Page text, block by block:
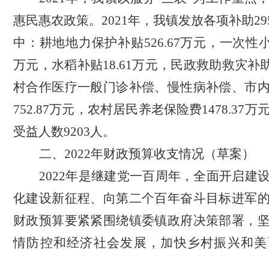
惠民惠农政策。2021年，我镇发放各项补助
中：耕地地力保护补贴526.67万元，一次性
万元，水稻补贴18.61万元，民政救助救灾补
村合作医疗一般门诊补偿、慢性病补偿、市
752.87万元，农村居民养老保险费1478.37万
受益人数9203人。
二、 2022年财政预算收支情况（草案）
2022年是继建党一百周年，全面开启建
化建设新征程、向第二个百年奋斗目标进军
财政预算要紧紧围绕镇委镇政府决策部署，
情防控和经济社会发展，加快乡村振兴和